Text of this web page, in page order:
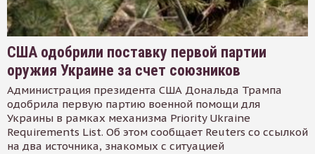
США одобрили поставку первой партии
оружия Украине за счет союзников
Администрация президента США Дональда Трампа
одобрила первую партию военной помощи для
Украины в рамках механизма Priority Ukraine
Requirements List. Об этом сообщает Reuters со ссылкой
на два источника, знакомых с ситуацией